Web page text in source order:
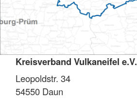
Kreisverband Vulkaneifel e.V.
Leopoldstr. 34
54550 Daun